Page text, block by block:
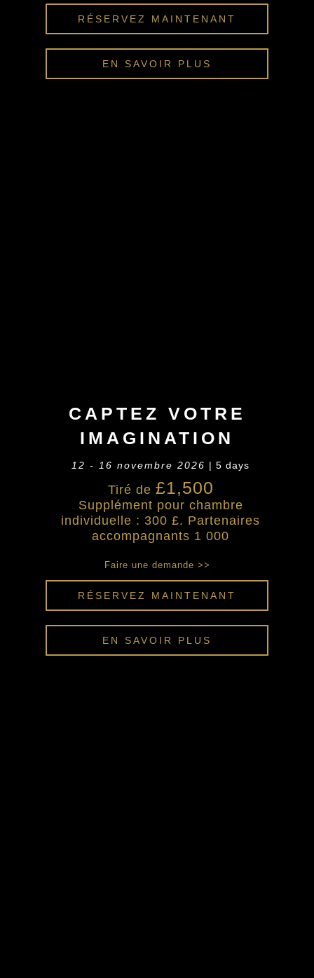
RÉSERVEZ MAINTENANT
EN SAVOIR PLUS
CAPTEZ VOTRE
IMAGINATION
12 - 16 novembre 2026 | 5 days
Tiré de £1,500
Supplément pour chambre
individuelle : 300 £. Partenaires
accompagnants 1 000
Faire une demande >>
RÉSERVEZ MAINTENANT
EN SAVOIR PLUS